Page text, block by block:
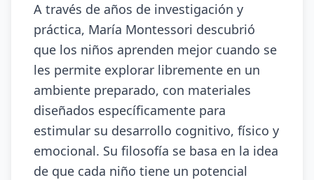
A través de años de investigación y
práctica, María Montessori descubrió
que los niños aprenden mejor cuando se
les permite explorar libremente en un
ambiente preparado, con materiales
diseñados específicamente para
estimular su desarrollo cognitivo, físico y
emocional. Su filosofía se basa en la idea
de que cada niño tiene un potencial